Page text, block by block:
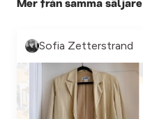
Mer från samma säljare
Sofia Zetterstrand